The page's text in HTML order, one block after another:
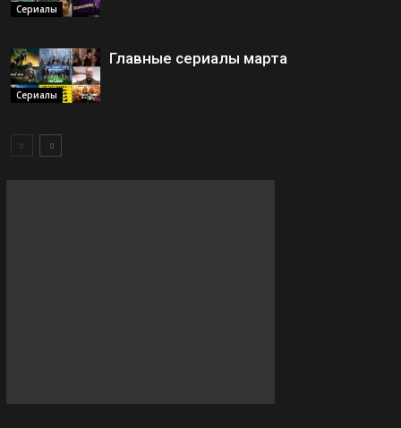
Сериалы
Сериалы
Главные сериалы марта